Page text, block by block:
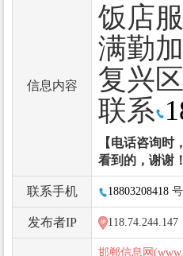
信息内容
饭店
满勤
复兴
联系
【电话咨询时
看到的，谢谢
联系手机 18803208418
发布者IP
邯郸信息网